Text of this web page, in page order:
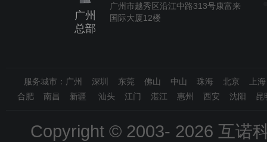
广州
总部
广州市越秀区沿江中路313号康富来
国际大厦12楼
服务城市：广州 深圳 东莞 佛山 中山 珠海 北京
合肥 南昌 新疆 汕头 江门 湛江 惠州 西安 沈阳
Copyright © 2003- 2026 互诺